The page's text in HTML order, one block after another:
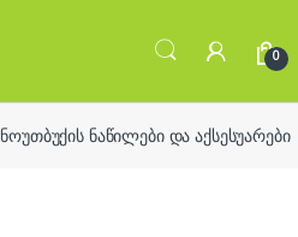
0
ნოუთბუქის ნაწილები და აქსესუარები